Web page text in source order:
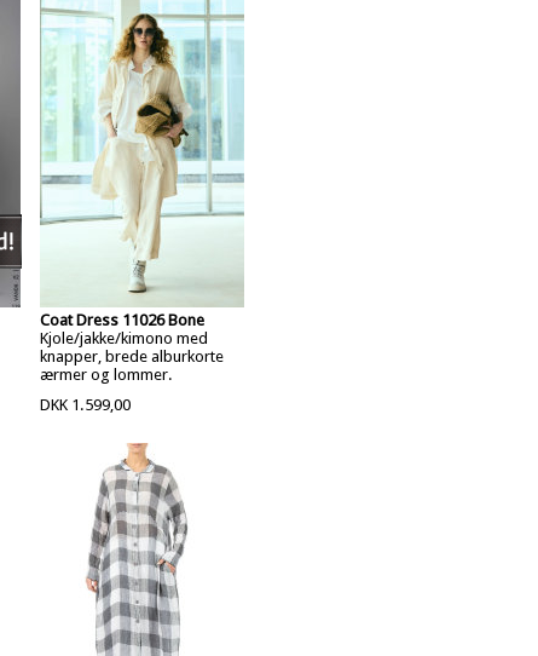
Coat Dress 11026 Bone
Kjole/jakke/kimono med
knapper, brede alburkorte
ærmer og lommer.
DKK 1.599,00